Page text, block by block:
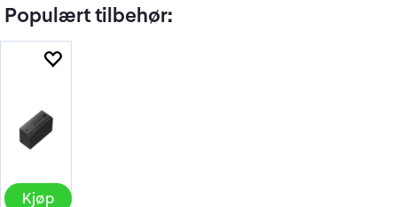
Populært tilbehør:
Kjøp